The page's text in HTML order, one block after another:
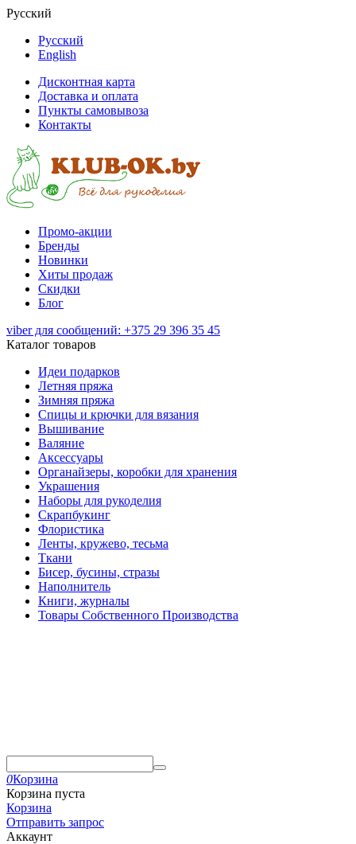
Русский
Русский
English
Дисконтная карта
Доставка и оплата
Пункты самовывоза
Контакты
Промо-акции
Бренды
Новинки
Хиты продаж
Скидки
Блог
viber для сообщений: +375 29 396 35 45
Каталог товаров
Идеи подарков
Летняя пряжа
Зимняя пряжа
Спицы и крючки для вязания
Вышивание
Валяние
Аксессуары
Органайзеры, коробки для хранения
Украшения
Наборы для рукоделия
Скрапбукинг
Флористика
Ленты, кружево, тесьма
Ткани
Бисер, бусины, стразы
Наполнитель
Книги, журналы
Товары Собственного Производства
0Корзина
Корзина пуста
Корзина
Отправить запрос
Аккаунт